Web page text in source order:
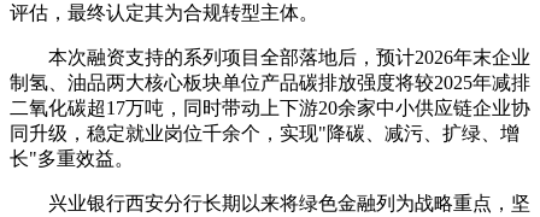
评估，最终认定其为合规转型主体。
本次融资支持的系列项目全部落地后，预计2026年末企业
制氢、油品两大核心板块单位产品碳排放强度将较2025年减排
二氧化碳超17万吨，同时带动上下游20余家中小供应链企业协
同升级，稳定就业岗位千余个，实现"降碳、减污、扩绿、增
长"多重效益。
兴业银行西安分行长期以来将绿色金融列为战略重点，坚